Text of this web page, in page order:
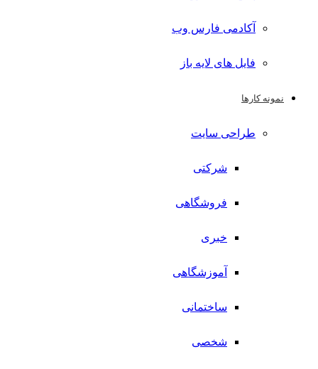
آکادمی فارس وب
فایل های لایه باز
نمونه کارها
طراحی سایت
شرکتی
فروشگاهی
خبری
آموزشگاهی
ساختمانی
شخصی